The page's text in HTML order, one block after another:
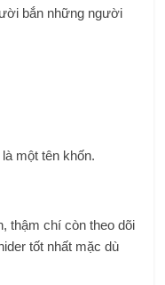
bắn những người
một tên khốn.
thậm chí còn theo dõi
tốt nhất mặc dù